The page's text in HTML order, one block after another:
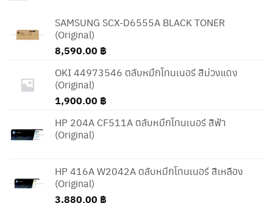
SAMSUNG SCX-D6555A BLACK TONER
(Original)
8,590.00 ฿
OKI 44973546 ตลับหมึกโทนเนอร์ สีม่วงแดง
(Original)
1,900.00 ฿
HP 204A CF511A ตลับหมึกโทนเนอร์ สีฟ้า
(Original)
HP 416A W2042A ตลับหมึกโทนเนอร์ สีเหลือง
(Original)
3,880.00 ฿